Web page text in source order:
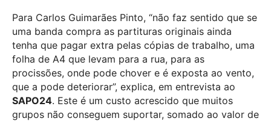
Para Carlos Guimarães Pinto, “não faz sentido que se
uma banda compra as partituras originais ainda
tenha que pagar extra pelas cópias de trabalho, uma
folha de A4 que levam para a rua, para as
procissões, onde pode chover e é exposta ao vento,
que a pode deteriorar”, explica, em entrevista ao
SAPO24. Este é um custo acrescido que muitos
grupos não conseguem suportar, somado ao valor de